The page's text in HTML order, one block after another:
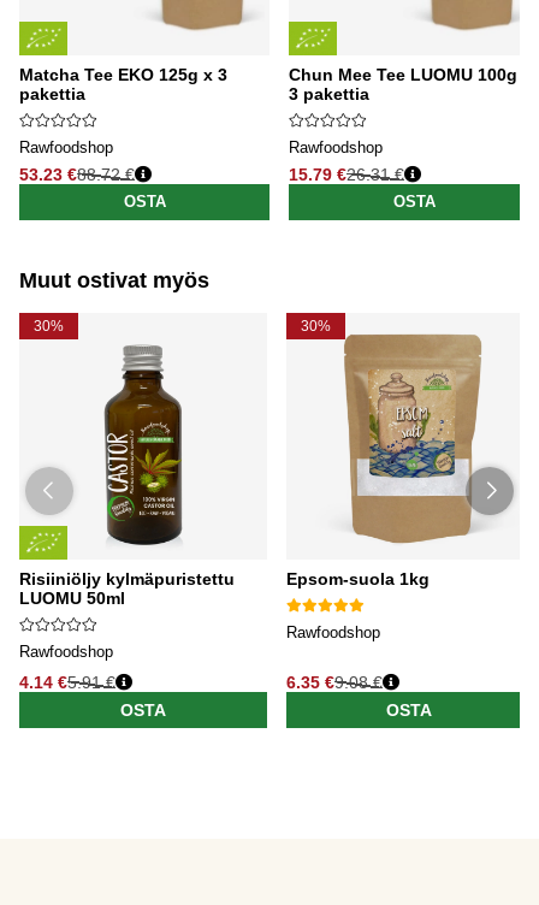
Matcha Tee EKO 125g x 3
pakettia
Rawfoodshop
53.23 €
Normaali hinta
88.72 €
OSTA
Chun Mee Tee LUOMU 100g x
3 pakettia
Rawfoodshop
15.79 €
Normaali hinta
26.31 €
OSTA
Muut ostivat myös
30%
Risiiniöljy kylmäpuristettu
LUOMU 50ml
Rawfoodshop
4.14 €5.91 €
OSTA
30%
Epsom-suola 1kg
Rawfoodshop
6.35 €9.08 €
OSTA